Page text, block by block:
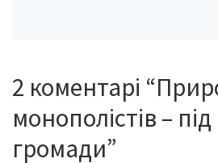
2 коментарі
монополістів –
громади”